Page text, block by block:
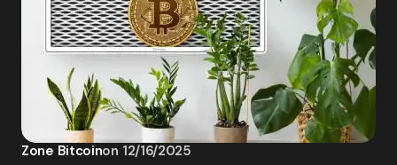
Zone Bitcoinon 12/16/2025